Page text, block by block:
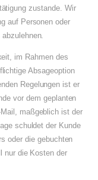
zustande. Wir
auf Personen oder
im Rahmen des
Absageoption
Regelungen ist er
vor dem geplanten
maßgeblich ist der
schuldet der Kunde
oder die gebuchten
nur die Kosten der